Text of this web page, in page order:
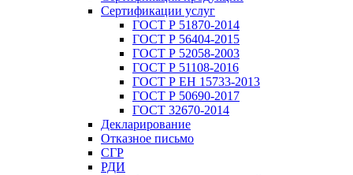
Сертификации услуг
ГОСТ Р 51870-2014
ГОСТ Р 56404-2015
ГОСТ Р 52058-2003
ГОСТ Р 51108-2016
ГОСТ Р ЕН 15733-2013
ГОСТ Р 50690-2017
ГОСТ 32670-2014
Декларирование
Отказное письмо
СГР
РДИ